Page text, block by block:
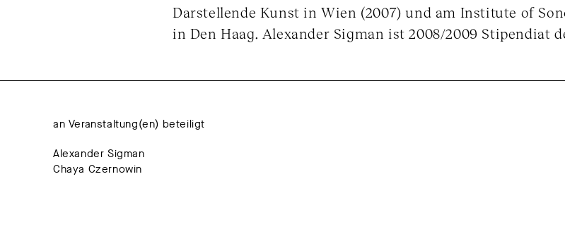
Darstellende Kunst in Wien (2007) und am Institute of
in Den Haag. Alexander Sigman ist 2008/2009 Stipendiat
an Veranstaltung(en) beteiligt
Alexander Sigman
Chaya Czernowin